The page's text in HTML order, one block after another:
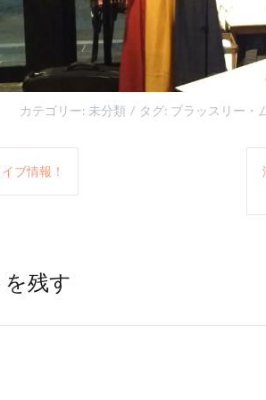
カテゴリー: 未分類 タグ: ブラッスリー・
ブ情報！
残す